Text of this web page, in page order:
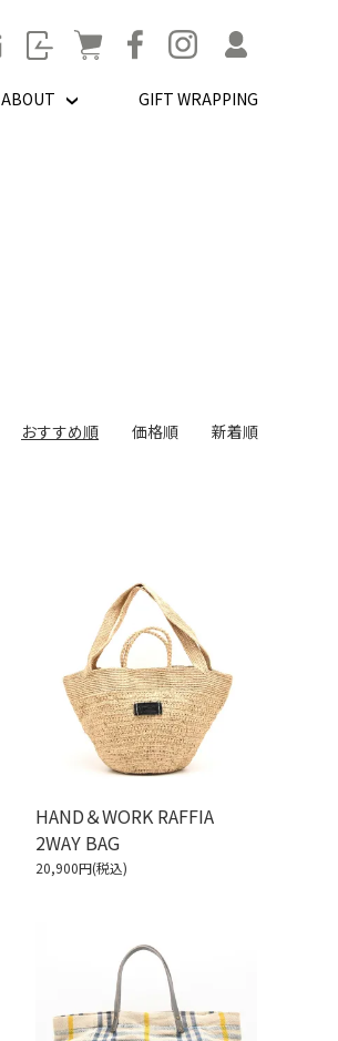
ABOUT GIFT WRAPPING
おすすめ順 価格順 新着順
HAND＆WORK RAFFIA
2WAY BAG
20,900円(税込)